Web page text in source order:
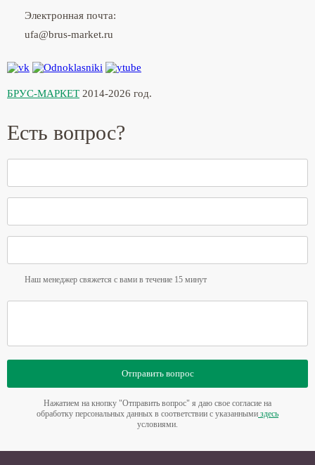
Электронная почта:
ufa@brus-market.ru
БРУС-МАРКЕТ 2014-2026 год.
Есть вопрос?
Наш менеджер свяжется с вами в течение 15 минут
Отправить вопрос
Нажатием на кнопку "Отправить вопрос" я даю свое согласие на
обработку персональных данных в соответствии с указанными здесь
условиями.